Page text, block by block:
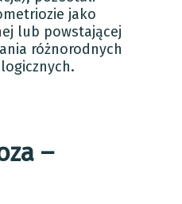
jako
lub powstającej
różnorodnych
–